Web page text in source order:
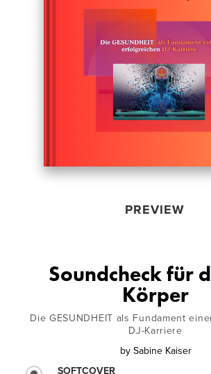
PREVIEW
Soundcheck für
Körper
Die GESUNDHEIT als Fundament
DJ-Karriere
by Sabine Kaiser
SOFTCOVER